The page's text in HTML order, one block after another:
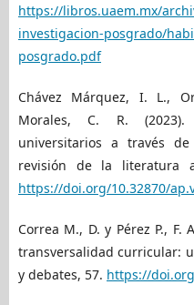
https://libros.uaem.mx/
investigacion-posgrado/
posgrado.pdf
Chávez Márquez, I. L.,
Morales, C. R. (2023).
universitarios a través de
revisión de la literatura
https://doi.org/10.32870/
Correa M., D. y Pérez P., F.
transversalidad curricular:
y debates, 57. https://